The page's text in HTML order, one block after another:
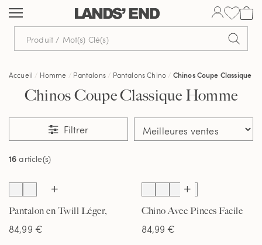
Aller
au
contenu
Aller
navigation
Aller
dans
barre
recherche
Accueil Homme Pantalons Pantalons Chino Chinos Coupe Classique
Chinos Coupe Classique Homme
Filtrer
16 article(s)
Pantalon en Twill Léger,
84,99 €
Chino Avec Pinces Facile
, Homme
84,99 €